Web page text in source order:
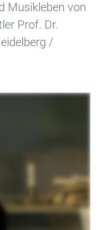
Musikleben von
Prof. Dr.
/